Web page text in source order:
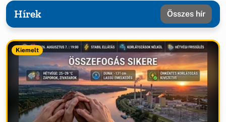
Hírek Összes hír
Kiemelt